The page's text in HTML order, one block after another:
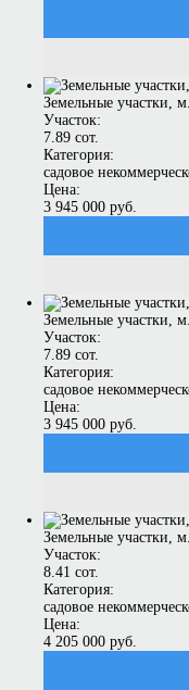
Земельные
Участок:
7.89 сот.
Категория:
садовое
Цена:
3 945 000 руб.
Земельные
Участок:
7.89 сот.
Категория:
садовое
Цена:
3 945 000 руб.
Земельные
Участок:
8.41 сот.
Категория:
садовое
Цена:
4 205 000 руб.